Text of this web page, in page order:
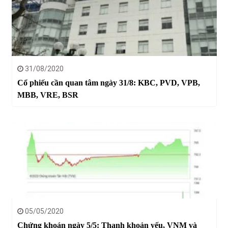
31/08/2020
Cổ phiếu cần quan tâm ngày 31/8: KBC, PVD, VPB,
MBB, VRE, BSR
05/05/2020
Chứng khoán ngày 5/5: Thanh khoản yếu, VNM và